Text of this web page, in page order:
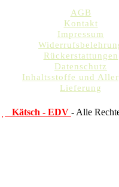
AGB
Kontakt
Impressum
Rückerstattungen
Datenschutz
Inhaltsstoffe und
Lieferung
Kätsch - EDV - Alle